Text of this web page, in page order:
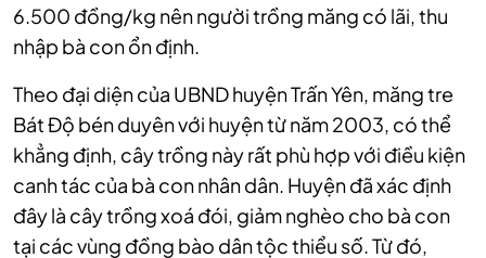
6.500 đồng/kg nên người trồng măng có lãi, thu
nhập bà con ổn định.
Theo đại diện của UBND huyện Trấn Yên, măng tre
Bát Độ bén duyên với huyện từ năm 2003, có thể
khẳng định, cây trồng này rất phù hợp với điều kiện
canh tác của bà con nhân dân. Huyện đã xác định
đây là cây trồng xoá đói, giảm nghèo cho bà con
tại các vùng đồng bào dân tộc thiểu số. Từ đó,